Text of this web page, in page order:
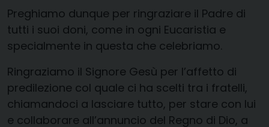
Preghiamo dunque per ringraziare il Padre di
tutti i suoi doni, come in ogni Eucaristia e
specialmente in questa che celebriamo.
Ringraziamo il Signore Gesù per l’affetto di
predilezione col quale ci ha scelti tra i fratelli,
chiamandoci a lasciare tutto, per stare con lui
e collaborare all’annuncio del Regno di Dio, a